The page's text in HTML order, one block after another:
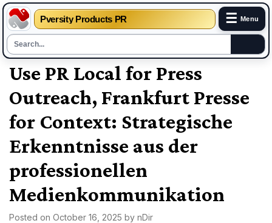
Pversity Products PR ☰ Menu
Skip
content
Use PR Local for Press
Outreach, Frankfurt Presse
for Context: Strategische
Erkenntnisse aus der
professionellen
Medienkommunikation
Posted on October 16, 2025 by nDir